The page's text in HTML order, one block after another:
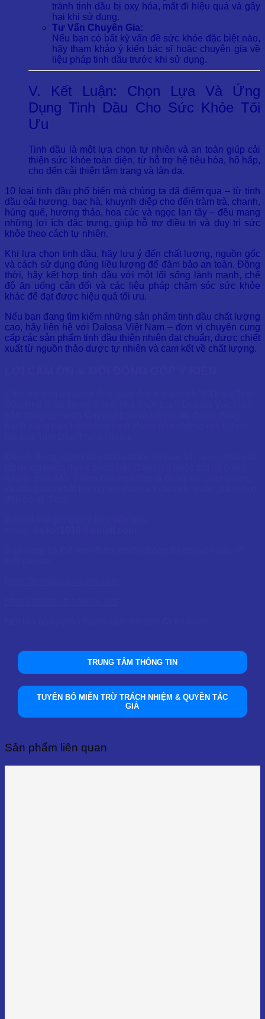
tránh tinh dầu bị oxy hóa, mất đi hiệu quả và gây
hại khi sử dụng.
Tư Vấn Chuyên Gia:
Nếu bạn có bất kỳ vấn đề sức khỏe đặc biệt nào,
hãy tham khảo ý kiến bác sĩ hoặc chuyên gia về
liệu pháp tinh dầu trước khi sử dụng.
V. Kết Luận: Chọn Lựa Và Ứng
Dụng Tinh Dầu Cho Sức Khỏe Tối
Ưu
Tinh dầu là một lựa chọn tự nhiên và an toàn giúp cải
thiện sức khỏe toàn diện, từ hỗ trợ hệ tiêu hóa, hô hấp,
cho đến cải thiện tâm trạng và làn da.
10 loại tinh dầu phổ biến mà chúng ta đã điểm qua – từ tinh
dầu oải hương, bạc hà, khuynh diệp cho đến tràm trà, chanh,
húng quế, hương thảo, hoa cúc và ngọc lan tây – đều mang
những lợi ích đặc trưng, giúp hỗ trợ điều trị và duy trì sức
khỏe theo cách tự nhiên.
Khi lựa chọn tinh dầu, hãy lưu ý đến chất lượng, nguồn gốc
và cách sử dụng đúng liều lượng để đảm bảo an toàn. Đồng
thời, hãy kết hợp tinh dầu với một lối sống lành mạnh, chế
độ ăn uống cân đối và các liệu pháp chăm sóc sức khỏe
khác để đạt được hiệu quả tối ưu.
Nếu bạn đang tìm kiếm những sản phẩm tinh dầu chất lượng
cao, hãy liên hệ với Dalosa Việt Nam – đơn vị chuyên cung
cấp các sản phẩm tinh dầu thiên nhiên đạt chuẩn, được chiết
xuất từ nguồn thảo dược tự nhiên và cam kết về chất lượng.
TRUNG TÂM THÔNG TIN
TUYÊN BỐ MIỄN TRỪ TRÁCH NHIỆM & QUYỀN TÁC
GIẢ
Sản phẩm liên quan